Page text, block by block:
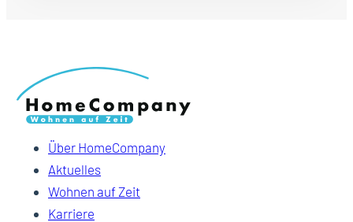
Über HomeCompany
Aktuelles
Wohnen auf Zeit
Karriere